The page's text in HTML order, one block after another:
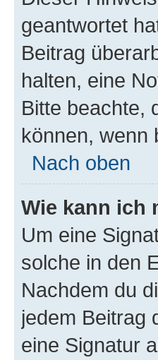
geantwortet
Beitrag
halten, eine
Bitte beachte,
können, wenn
Nach oben
Wie kann ich
Um eine
solche in den
Nachdem du
jedem Beitrag
eine Signatur